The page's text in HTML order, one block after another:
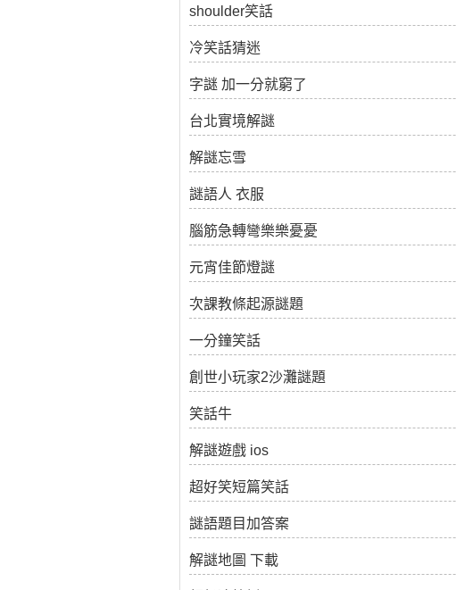
shoulder笑話
冷笑話猜迷
字謎 加一分就窮了
台北實境解謎
解謎忘雪
謎語人 衣服
腦筋急轉彎樂樂憂憂
元宵佳節燈謎
次課教條起源謎題
一分鐘笑話
創世小玩家2沙灘謎題
笑話牛
解謎遊戲 ios
超好笑短篇笑話
謎語題目加答案
解謎地圖 下載